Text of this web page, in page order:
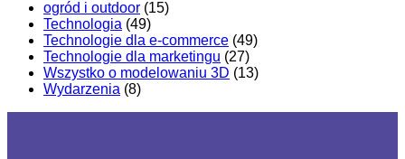
ogród i outdoor (15)
Technologia (49)
Technologie dla e-commerce (49)
Technologie dla marketingu (27)
Wszystko o modelowaniu 3D (13)
Wydarzenia (8)